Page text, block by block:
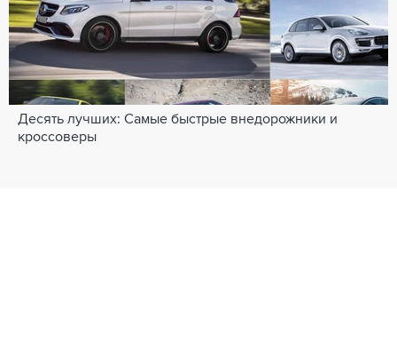
Десять лучших: Самые быстрые внедорожники и
кроссоверы